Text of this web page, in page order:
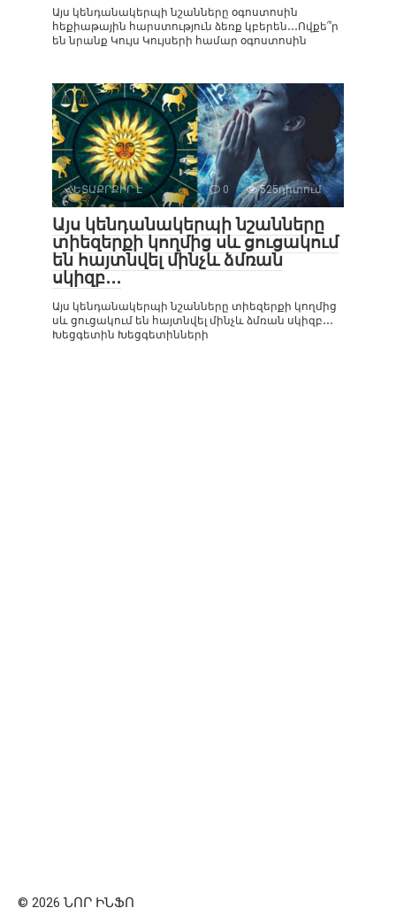
Այս կենդանակերպի նշանները օգոստոսին
հեքիաթային հարստություն ձեռք կբերեն․․․Ովքե՞ր
են նրանք Կույս Կույսերի համար օգոստոսին
ՀԵՏԱՔՐՔԻՐ Է 0 525դիտում
Այս կենդանակերպի նշանները
տիեզերքի կողմից սև ցուցակում
են հայտնվել մինչև ձմռան
սկիզբ․․․
Այս կենդանակերպի նշանները տիեզերքի կողմից
սև ցուցակում են հայտնվել մինչև ձմռան սկիզբ․․․
Խեցգետին Խեցգետինների
© 2026 ՆՈՐ ԻՆՖՈ